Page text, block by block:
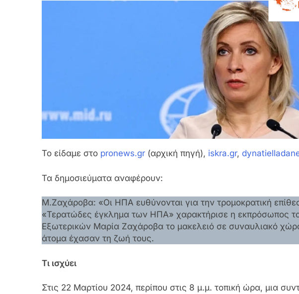
Το είδαμε στο pronews.gr (αρχική πηγή), iskra.gr,
Τα δημοσιεύματα αναφέρουν:
Μ.Ζαχάροβα: «Oι ΗΠΑ ευθύνονται για την τρομοκρατική
«Τερατώδες έγκλημα των ΗΠΑ» χαρακτήρισε η εκπρόσωπος
Εξωτερικών Μαρία Ζαχάροβα το μακελειό σε συναυλιακό
άτομα έχασαν τη ζωή τους.
Τι ισχύει
Στις 22 Μαρτίου 2024, περίπου στις 8 μ.μ. τοπική ώρα, μια